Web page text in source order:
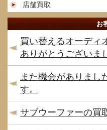
店舗買取
お
買い替えるオーディ
ありがとうございま
また機会がありまし
す。
サブウーファーの買